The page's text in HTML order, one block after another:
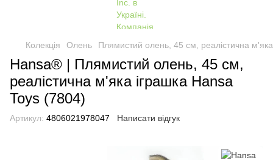
Колекція Олень Плямистий олень, 45 см, реалістична
Hansa® | Плямистий олень, 45 см,
реалістична м'яка іграшка Hansa
Toys (7804)
Артикул: 4806021978047 Написати відгук